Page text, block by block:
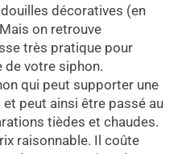
décoratives (en
on retrouve
très pratique pour
de votre siphon.
qui peut supporter une
et peut ainsi être passé au
tièdes et chaudes.
raisonnable. Il coûte